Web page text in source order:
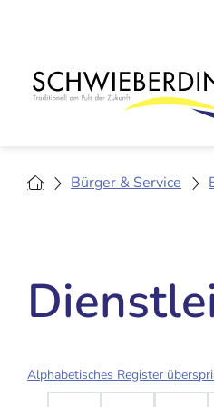
Bürger & Service
Alphabetisches Register